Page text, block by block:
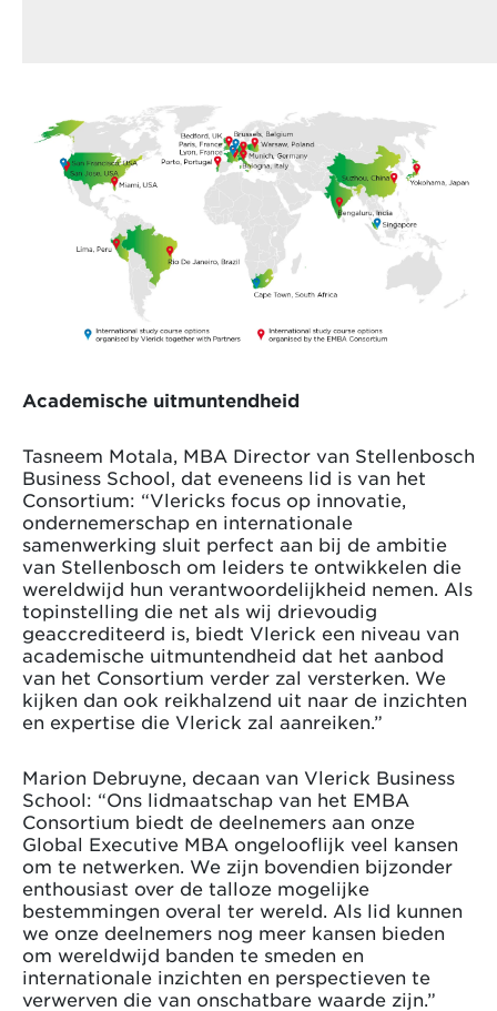
Academische uitmuntendheid
Tasneem Motala, MBA Director van Stellenbosch
Business School, dat eveneens lid is van het
Consortium: “Vlericks focus op innovatie,
ondernemerschap en internationale
samenwerking sluit perfect aan bij de ambitie
van Stellenbosch om leiders te ontwikkelen die
wereldwijd hun verantwoordelijkheid nemen. Als
topinstelling die net als wij drievoudig
geaccrediteerd is, biedt Vlerick een niveau van
academische uitmuntendheid dat het aanbod
van het Consortium verder zal versterken. We
kijken dan ook reikhalzend uit naar de inzichten
en expertise die Vlerick zal aanreiken.”
Marion Debruyne, decaan van Vlerick Business
School: “Ons lidmaatschap van het EMBA
Consortium biedt de deelnemers aan onze
Global Executive MBA ongelooflijk veel kansen
om te netwerken. We zijn bovendien bijzonder
enthousiast over de talloze mogelijke
bestemmingen overal ter wereld. Als lid kunnen
we onze deelnemers nog meer kansen bieden
om wereldwijd banden te smeden en
internationale inzichten en perspectieven te
verwerven die van onschatbare waarde zijn.”